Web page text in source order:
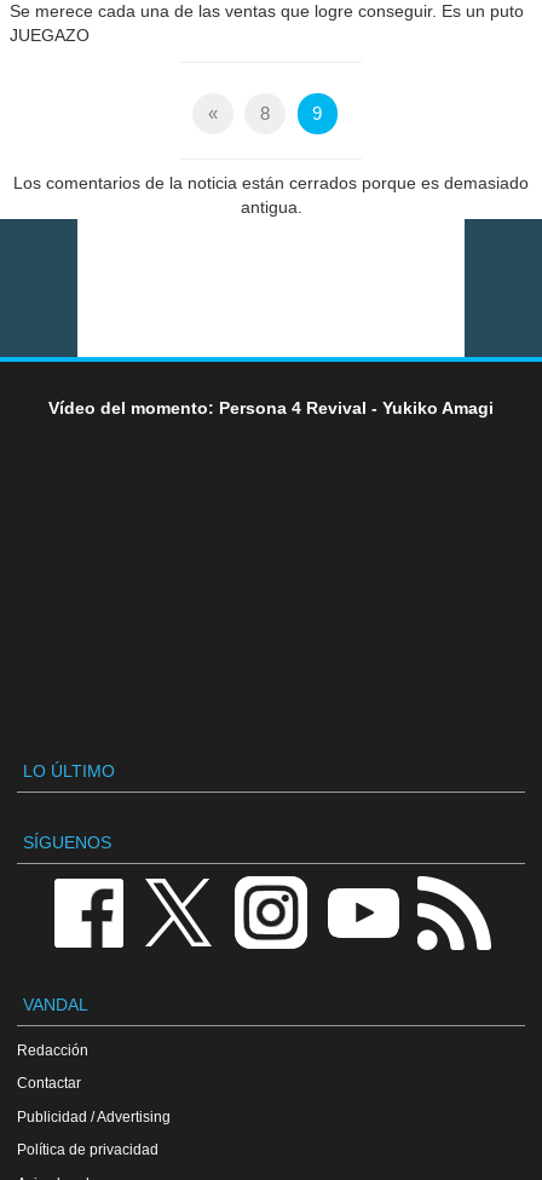
Se merece cada una de las ventas que logre conseguir. Es un puto
JUEGAZO
« 8 9
Los comentarios de la noticia están cerrados porque es demasiado
antigua.
Vídeo del momento: Persona 4 Revival - Yukiko Amagi
LO ÚLTIMO
SÍGUENOS
VANDAL
Redacción
Contactar
Publicidad / Advertising
Política de privacidad